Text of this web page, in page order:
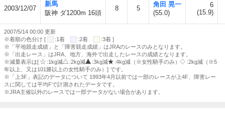
2003/12/07
新馬
阪神 ダ1200m 16頭
8 5
角田 晃一
(55.0)
6
(15.9)
2007/5/14 00:00 更新
※着順の色分け [
:1着 :2着
:3着 ]
※「平地競走成績」と「障害競走成績」はJRAのレースのみとなります。
※「出走レース」はJRA、地方、海外で出走したレースの成績となります。
※減量表示は[
:1kg減 :2kg減 :3kg減 :4kg減（※女性騎手のみ）
:2kg減（※5
年以上、又は101勝以上の女性騎手のみ）] です。
※「上3F」表記のデータについて 1993年4月以前では一部のレースが上4F、障害レー
スに関しては平均Fで計測されたデータです。
※JRA主催以外のレースでは一部データがない場合があります。